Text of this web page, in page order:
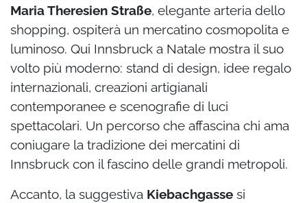
Maria Theresien Straße, elegante arteria dello
shopping, ospiterà un mercatino cosmopolita e
luminoso. Qui Innsbruck a Natale mostra il suo
volto più moderno: stand di design, idee regalo
internazionali, creazioni artigianali
contemporanee e scenografie di luci
spettacolari. Un percorso che affascina chi ama
coniugare la tradizione dei mercatini di
Innsbruck con il fascino delle grandi metropoli.
Accanto, la suggestiva Kiebachgasse si